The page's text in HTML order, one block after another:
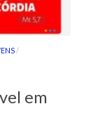
/
em